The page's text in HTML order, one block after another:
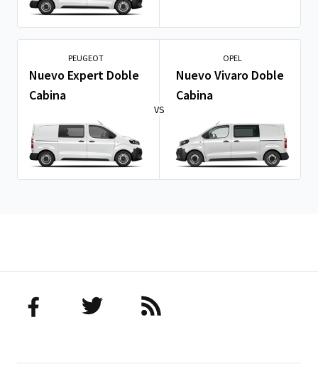
PEUGEOT
Nuevo Expert Doble
Cabina
VS
OPEL
Nuevo Vivaro Doble
Cabina